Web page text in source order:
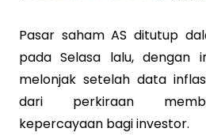
Pasar saham AS ditutup
pada Selasa lalu, dengan
melonjak setelah data
dari perkiraan
kepercayaan bagi investor.